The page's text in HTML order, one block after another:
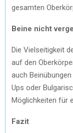
gesamten
Beine nicht
Die Vielseitigkeit
auf den
auch
Ups oder
Möglichkeiten für
Fazit